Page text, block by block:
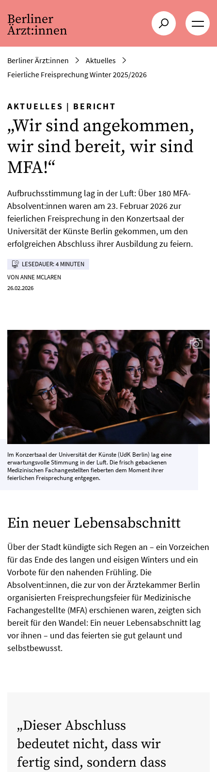
Berliner Ärzt:innen
Aktuelles
Feierliche Freisprechung Winter 2025/2026
AKTUELLES | BERICHT
„Wir sind angekommen,
wir sind bereit, wir sind
MFA!“
Aufbruchsstimmung lag in der Luft: Über 180 MFA-
Absolvent:innen waren am 23. Februar 2026 zur
feierlichen Freisprechung in den Konzertsaal der
Universität der Künste Berlin gekommen, um den
erfolgreichen Abschluss ihrer Ausbildung zu feiern.
LESEDAUER: 4 MINUTEN
VON ANNE MCLAREN
26.02.2026
Im Konzertsaal der Universität der Künste (UdK Berlin) lag eine
erwartungsvolle Stimmung in der Luft. Die frisch gebackenen
Medizinischen Fachangestellten fieberten dem Moment ihrer
feierlichen Freisprechung entgegen.
Ein neuer Lebensabschnitt
Über der Stadt kündigte sich Regen an – ein Vorzeichen
für das Ende des langen und eisigen Winters und ein
Vorbote für den nahenden Frühling. Die
Absolvent:innen, die zur von der Ärztekammer Berlin
organisierten Freisprechungsfeier für Medizinische
Fachangestellte (MFA) erschienen waren, zeigten sich
bereit für den Wandel: Ein neuer Lebensabschnitt lag
vor ihnen – und das feierten sie gut gelaunt und
selbstbewusst.
Dieser Abschluss
bedeutet nicht, dass wir
fertig sind, sondern dass